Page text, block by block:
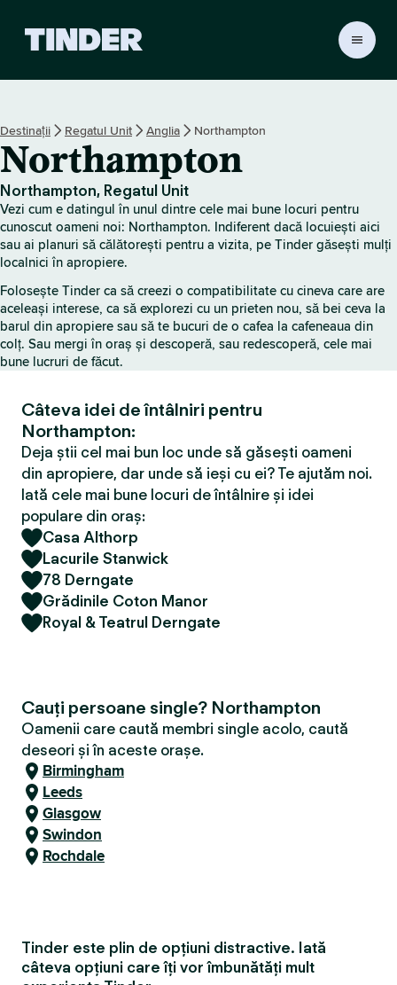
T
i
n
d
e
r
Destinații Regatul Unit Anglia Northampton
Northampton
Northampton, Regatul Unit
Vezi cum e datingul în unul dintre cele mai bune locuri pentru
cunoscut oameni noi: Northampton. Indiferent dacă locuiești aici
sau ai planuri să călătorești pentru a vizita, pe Tinder găsești mulți
localnici în apropiere.
Folosește Tinder ca să creezi o compatibilitate cu cineva care are
aceleași interese, ca să explorezi cu un prieten nou, să bei ceva la
barul din apropiere sau să te bucuri de o cafea la cafeneaua din
colț. Sau mergi în oraș și descoperă, sau redescoperă, cele mai
bune lucruri de făcut.
Câteva idei de întâlniri pentru
Northampton:
Deja știi cel mai bun loc unde să găsești oameni
din apropiere, dar unde să ieși cu ei? Te ajutăm noi.
Iată cele mai bune locuri de întâlnire și idei
populare din oraș:
Casa Althorp
Lacurile Stanwick
78 Derngate
Grădinile Coton Manor
Royal & Teatrul Derngate
Cauți persoane single? Northampton
Oamenii care caută membri single acolo, caută
deseori și în aceste orașe.
Birmingham
Leeds
Glasgow
Swindon
Rochdale
Tinder este plin de opțiuni distractive. Iată
câteva opțiuni care îți vor îmbunătăți mult